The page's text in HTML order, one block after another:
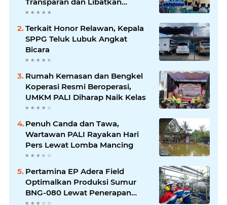
Masyarakat
Terkait Honor Relawan, Kepala
SPPG Teluk Lubuk Angkat
Bicara
Rumah Kemasan dan Bengkel
Koperasi Resmi Beroperasi,
UMKM PALI Diharap Naik Kelas
Penuh Canda dan Tawa,
Wartawan PALI Rayakan Hari
Pers Lewat Lomba Mancing
Pertamina EP Adera Field
Optimalkan Produksi Sumur
BNG-080 Lewat Penerapan
Teknologi Dual String